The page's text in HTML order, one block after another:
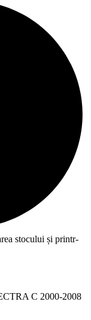
stocului și printr-
C 2000-2008